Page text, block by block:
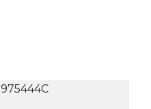
975444C